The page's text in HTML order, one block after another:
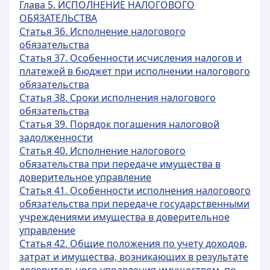
Глава 5. ИСПОЛНЕНИЕ НАЛОГОВОГО
ОБЯЗАТЕЛЬСТВА
Статья 36. Исполнение налогового
обязательства
Статья 37. Особенности исчисления налогов и
платежей в бюджет при исполнении налогового
обязательства
Статья 38. Сроки исполнения налогового
обязательства
Статья 39. Порядок погашения налоговой
задолженности
Статья 40. Исполнение налогового
обязательства при передаче имущества в
доверительное управление
Статья 41. Особенности исполнения налогового
обязательства при передаче государственными
учреждениями имущества в доверительное
управление
Статья 42. Общие положения по учету доходов,
затрат и имущества, возникающих в результате